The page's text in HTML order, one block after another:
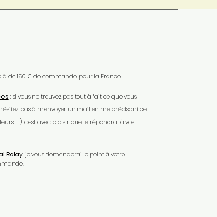
de 150 € de commande. pour la France .
: si vous ne trouvez pas tout à fait ce que vous
pas à m'envoyer un mail en me précisant ce
, …), c'est avec plaisir que je répondrai à vos
Relay, je vous demanderai le point à votre